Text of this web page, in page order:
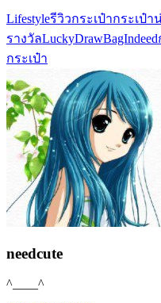
Lifestyleรีวิวกระเป๋ากระเป๋า
รางวัลLuckyDrawBagIndeed
กระเป๋า
needcute
^____^